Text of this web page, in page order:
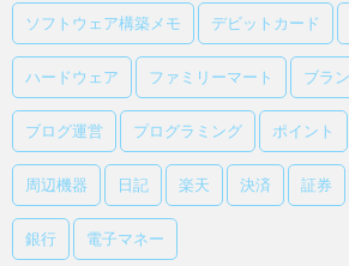
ソフトウェア構築メモ デビットカード
ハードウェア ファミリーマート ブラ
ブログ運営 プログラミング ポイント
周辺機器 日記 楽天 決済 証券
銀行 電子マネー